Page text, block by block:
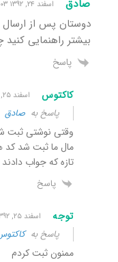
صادق اسفند ۲۴, ۱۳۹۲ ۱۱:۰۳ ب٫ظ
دوستان پس از
بیشتر راهنمایی
پاسخ
کاکتوس اسفند ۲۵, ۱۳۹۲ ۲:۳۱ ب٫ظ
پاسخ به صادق
وقتی نوشتی ثبت
مال ما ثبت شد
تازه که جواب دادند
پاسخ
توجه اسفند ۲۵, ۱۳۹۲ ۲:۳۷ ب٫ظ
پاسخ به
ممنون ثبت کردم